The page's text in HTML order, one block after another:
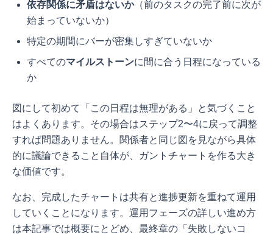
依存関係に矛盾はないか（前のタスクの完了前に次が
始まっていないか）
特定の期間にバーが密集しすぎていないか
すべてのマイルストーンに間に合う日程になっている
か
図にして初めて「この日程は無理がある」と気づくこと
はよくあります。その場合はステップ2〜4に戻って調整
すれば問題ありません。関係者と同じ図を見ながら具体
的に議論できること自体が、ガントチャートを作る大き
な価値です。
なお、完成したチャートは共有と進捗更新を重ねて運用
していくことになります。運用フェーズの詳しい進め方
は本記事では概要にとどめ、最終章の「失敗しないコ